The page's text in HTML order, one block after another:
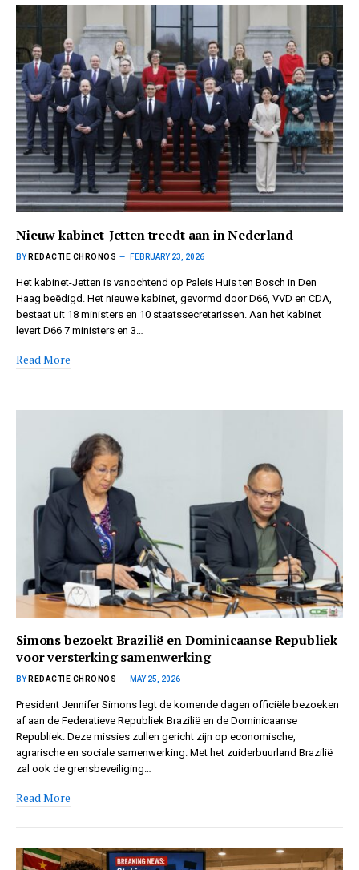
Nieuw kabinet-Jetten treedt aan in Nederland
BY REDACTIE CHRONOS FEBRUARY 23, 2026
Het kabinet-Jetten is vanochtend op Paleis Huis ten Bosch in Den
Haag beëdigd. Het nieuwe kabinet, gevormd door D66, VVD en CDA,
bestaat uit 18 ministers en 10 staatssecretarissen. Aan het kabinet
levert D66 7 ministers en 3…
Read More
Simons bezoekt Brazilië en Dominicaanse Republiek
voor versterking samenwerking
BY REDACTIE CHRONOS MAY 25, 2026
President Jennifer Simons legt de komende dagen officiële bezoeken
af aan de Federatieve Republiek Brazilië en de Dominicaanse
Republiek. Deze missies zullen gericht zijn op economische,
agrarische en sociale samenwerking. Met het zuiderbuurland Brazilië
zal ook de grensbeveiliging…
Read More